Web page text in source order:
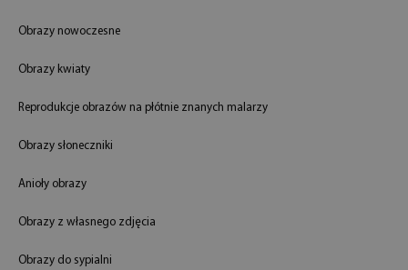
Obrazy nowoczesne
Obrazy kwiaty
Reprodukcje obrazów na płótnie znanych malarzy
Obrazy słoneczniki
Anioły obrazy
Obrazy z własnego zdjęcia
Obrazy do sypialni